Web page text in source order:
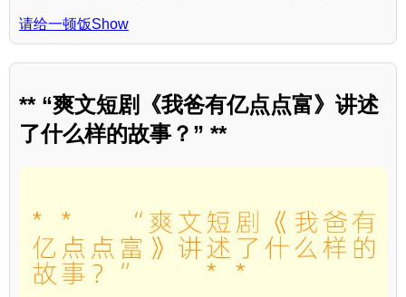
请给一顿饭Show
** “爽文短剧《我爸有亿点点富》讲述
了什么样的故事？” **